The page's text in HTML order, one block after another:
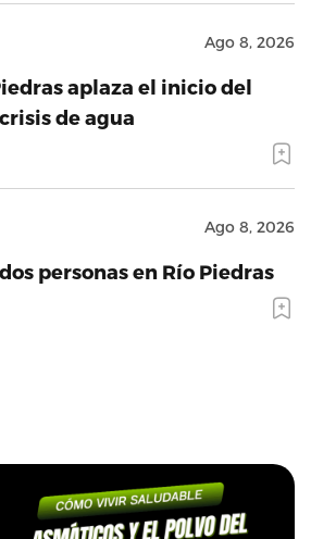
Ago 8, 2026
aplaza el inicio del
de agua
Ago 8, 2026
personas en Río Piedras